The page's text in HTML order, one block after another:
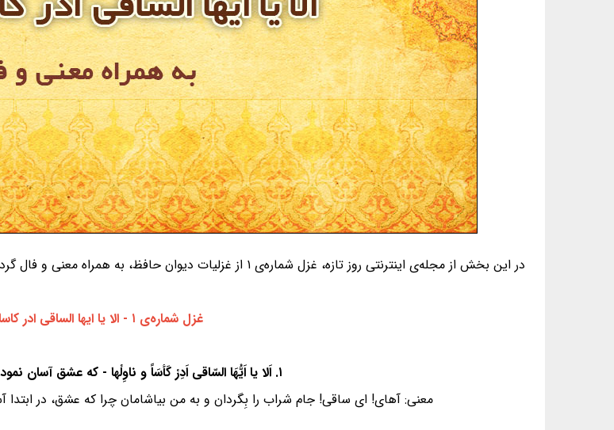
در این بخش از مجله‌ی اینترنتی روز تازه، غزل شماره‌ی ۱ از غزلیات دیوان حافظ، به همراه معنی و فال گردآوری شده است.
غزل شماره‌ی ۱ - الا یا ایها الساقی ادر کاسا و ناولها
۱. اَلا یا اَیُّهَا السّاقی اَدِرْ کَأسَاً و ناوِلْها - که عشق آسان نمود اوّل ولی افتاد مشکل‌ها
معنی: آهای! ای ساقی! جام شراب را بِگردان و به من بیاشامان چرا که عشق، در